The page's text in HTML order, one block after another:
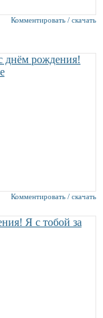
Комментировать / скачать
Комментировать / скачать